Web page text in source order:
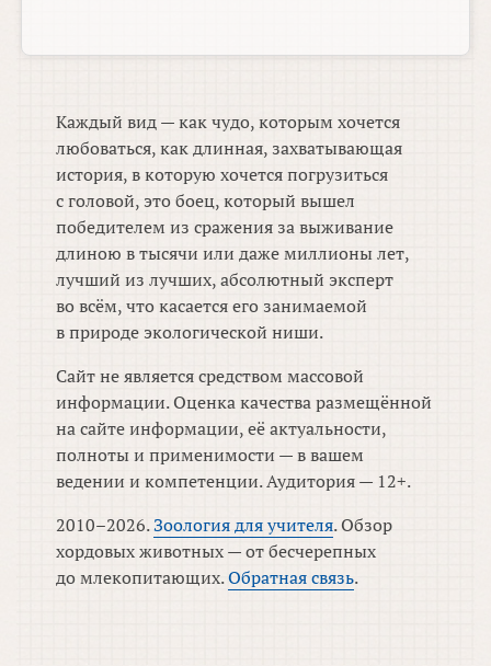
Каждый вид — как чудо, которым хочется
любоваться, как длинная, захватывающая
история, в которую хочется погрузиться
с головой, это боец, который вышел
победителем из сражения за выживание
длиною в тысячи или даже миллионы лет,
лучший из лучших, абсолютный эксперт
во всём, что касается его занимаемой
в природе экологической ниши.
Сайт не является средством массовой
информации. Оценка качества размещённой
на сайте информации, её актуальности,
полноты и применимости — в вашем
ведении и компетенции. Аудитория — 12+.
2010–2026.Зоология для учителя. Обзор
хордовых животных — от бесчерепных
до млекопитающих.Обратная связь.